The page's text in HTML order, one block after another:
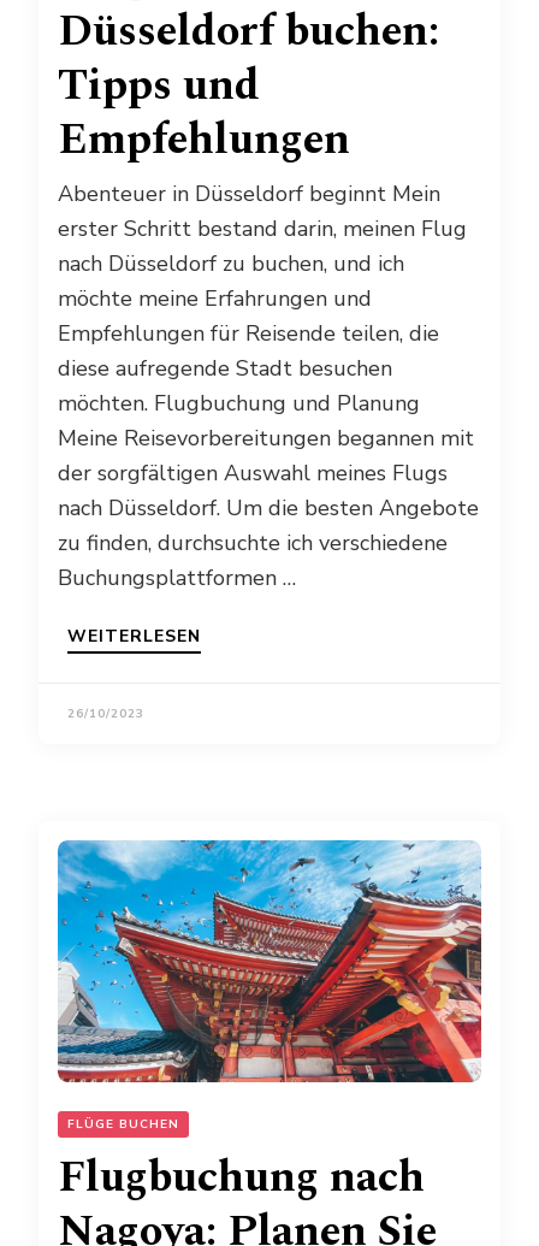
Düsseldorf buchen:
Tipps und
Empfehlungen
Abenteuer in Düsseldorf beginnt Mein
erster Schritt bestand darin, meinen Flug
nach Düsseldorf zu buchen, und ich
möchte meine Erfahrungen und
Empfehlungen für Reisende teilen, die
diese aufregende Stadt besuchen
möchten. Flugbuchung und Planung
Meine Reisevorbereitungen begannen mit
der sorgfältigen Auswahl meines Flugs
nach Düsseldorf. Um die besten Angebote
zu finden, durchsuchte ich verschiedene
Buchungsplattformen …
WEITERLESEN
26/10/2023
FLÜGE BUCHEN
Flugbuchung nach
Nagoya: Planen Sie